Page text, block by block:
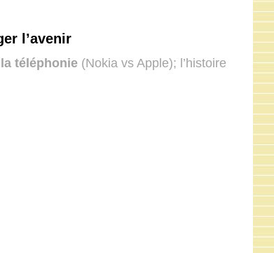
l’avenir
téléphonie (Nokia vs Apple); l’histoire